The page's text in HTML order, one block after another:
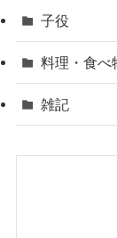
子役
料理・食べ
雑記